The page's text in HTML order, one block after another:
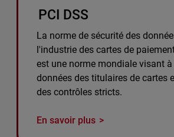
PCI DSS
La norme de sécurité des
l'industrie des cartes de
est une norme mondiale visant
données des titulaires de cartes
des contrôles stricts.
En savoir plus